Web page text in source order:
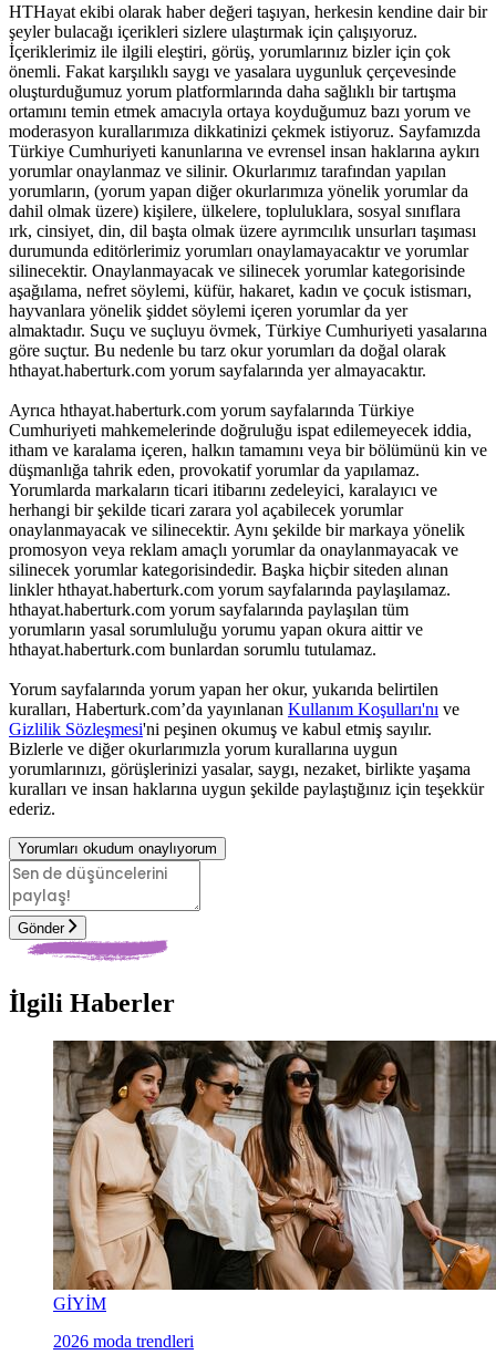
HTHayat ekibi olarak haber değeri taşıyan, herkesin kendine dair bir
şeyler bulacağı içerikleri sizlere ulaştırmak için çalışıyoruz.
İçeriklerimiz ile ilgili eleştiri, görüş, yorumlarınız bizler için çok
önemli. Fakat karşılıklı saygı ve yasalara uygunluk çerçevesinde
oluşturduğumuz yorum platformlarında daha sağlıklı bir tartışma
ortamını temin etmek amacıyla ortaya koyduğumuz bazı yorum ve
moderasyon kurallarımıza dikkatinizi çekmek istiyoruz. Sayfamızda
Türkiye Cumhuriyeti kanunlarına ve evrensel insan haklarına aykırı
yorumlar onaylanmaz ve silinir. Okurlarımız tarafından yapılan
yorumların, (yorum yapan diğer okurlarımıza yönelik yorumlar da
dahil olmak üzere) kişilere, ülkelere, topluluklara, sosyal sınıflara
ırk, cinsiyet, din, dil başta olmak üzere ayrımcılık unsurları taşıması
durumunda editörlerimiz yorumları onaylamayacaktır ve yorumlar
silinecektir. Onaylanmayacak ve silinecek yorumlar kategorisinde
aşağılama, nefret söylemi, küfür, hakaret, kadın ve çocuk istismarı,
hayvanlara yönelik şiddet söylemi içeren yorumlar da yer
almaktadır. Suçu ve suçluyu övmek, Türkiye Cumhuriyeti yasalarına
göre suçtur. Bu nedenle bu tarz okur yorumları da doğal olarak
hthayat.haberturk.com yorum sayfalarında yer almayacaktır.
Ayrıca hthayat.haberturk.com yorum sayfalarında Türkiye
Cumhuriyeti mahkemelerinde doğruluğu ispat edilemeyecek iddia,
itham ve karalama içeren, halkın tamamını veya bir bölümünü kin ve
düşmanlığa tahrik eden, provokatif yorumlar da yapılamaz.
Yorumlarda markaların ticari itibarını zedeleyici, karalayıcı ve
herhangi bir şekilde ticari zarara yol açabilecek yorumlar
onaylanmayacak ve silinecektir. Aynı şekilde bir markaya yönelik
promosyon veya reklam amaçlı yorumlar da onaylanmayacak ve
silinecek yorumlar kategorisindedir. Başka hiçbir siteden alınan
linkler hthayat.haberturk.com yorum sayfalarında paylaşılamaz.
hthayat.haberturk.com yorum sayfalarında paylaşılan tüm
yorumların yasal sorumluluğu yorumu yapan okura aittir ve
hthayat.haberturk.com bunlardan sorumlu tutulamaz.
Yorum sayfalarında yorum yapan her okur, yukarıda belirtilen
kuralları, Haberturk.com’da yayınlanan Kullanım Koşulları'nı ve
Gizlilik Sözleşmesi'ni peşinen okumuş ve kabul etmiş sayılır.
Bizlerle ve diğer okurlarımızla yorum kurallarına uygun
yorumlarınızı, görüşlerinizi yasalar, saygı, nezaket, birlikte yaşama
kuralları ve insan haklarına uygun şekilde paylaştığınız için teşekkür
ederiz.
Yorumları okudum onaylıyorum
Gönder
İlgili Haberler
GİYİM
2026 moda trendleri